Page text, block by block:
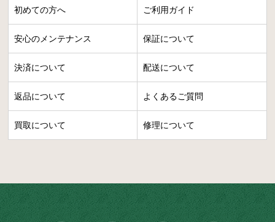
初めての方へ ご利用ガイド
安心のメンテナンス 保証について
決済について 配送について
返品について よくあるご質問
買取について 修理について